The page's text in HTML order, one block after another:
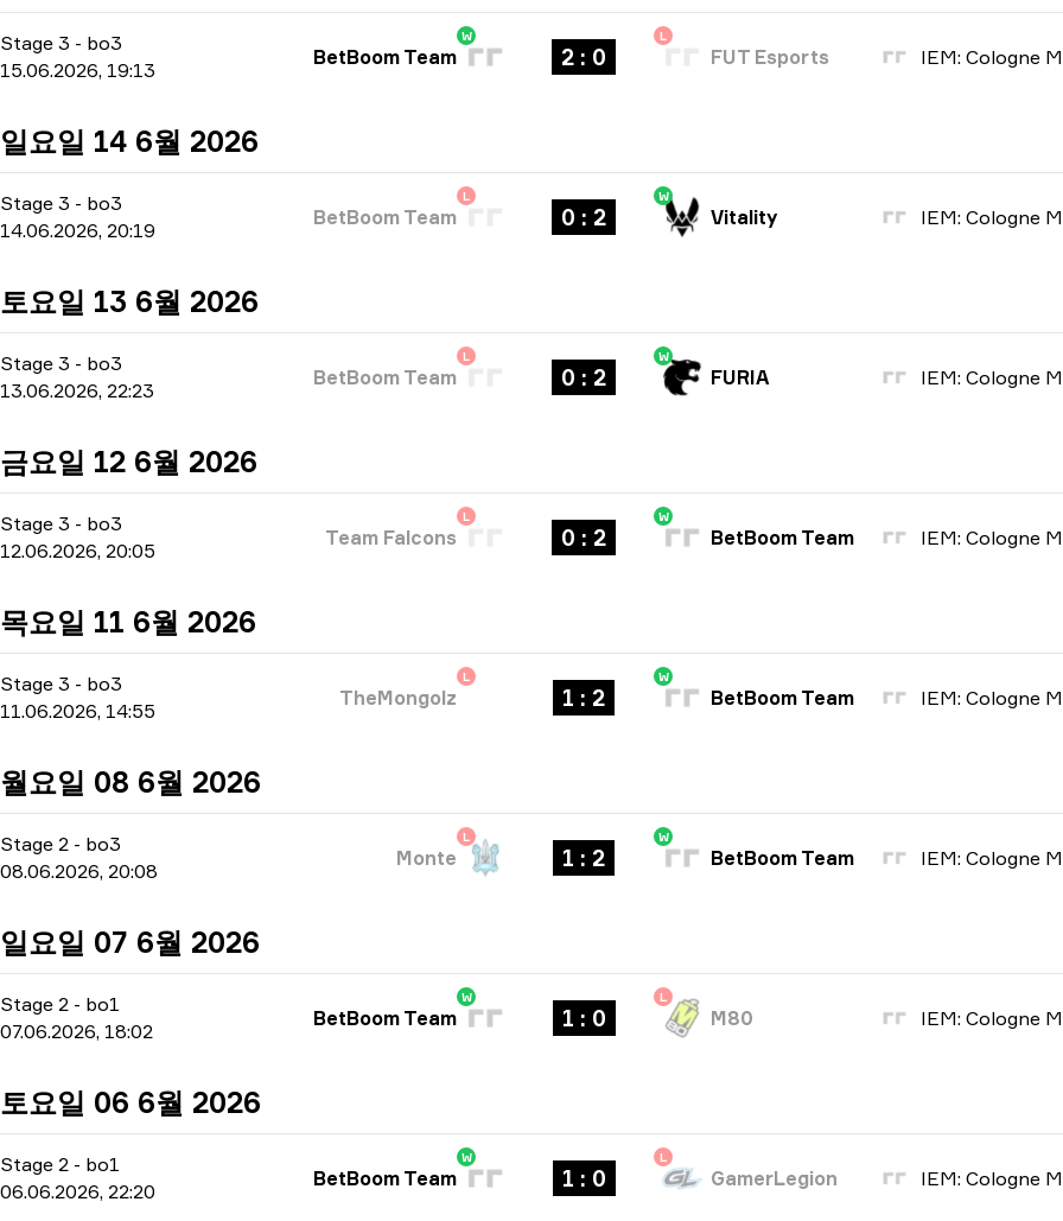
Stage 3 - bo3
15.06.2026, 19:13
W
BetBoom Team 2 : 0
L
FUT Esports
일요일 14 6월 2026
Stage 3 - bo3
14.06.2026, 20:19
L
BetBoom Team 0 : 2
W
Vitality
토요일 13 6월 2026
Stage 3 - bo3
13.06.2026, 22:23
L
BetBoom Team 0 : 2
W
FURIA
금요일 12 6월 2026
Stage 3 - bo3
12.06.2026, 20:05
L
Team Falcons 0 : 2
W
BetBoom Team
목요일 11 6월 2026
Stage 3 - bo3
11.06.2026, 14:55
L
TheMongolz 1 : 2
W
BetBoom Team
월요일 08 6월 2026
Stage 2 - bo3
08.06.2026, 20:08
L
Monte 1 : 2
W
BetBoom Team
일요일 07 6월 2026
Stage 2 - bo1
07.06.2026, 18:02
W
BetBoom Team 1 : 0
L
M80
토요일 06 6월 2026
Stage 2 - bo1
06.06.2026, 22:20
W
BetBoom Team 1 : 0
L
GamerLegion